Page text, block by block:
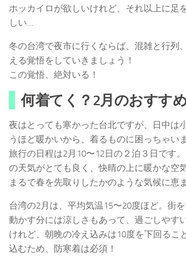
ホッカイロが欲しいけれど、それ以上に足
しい…
冬の台湾で夜市に行くならば、混雑と行列
える覚悟をしていきましょう！
この覚悟、絶対いる！
何着てく？2月のおすす
夜はとっても寒かった台北ですが、日中は
うほど暖かいから、着るものに困っちゃい
旅行の日程は2月10〜12日の２泊３日です
の天気がとても良く、快晴の上に暖かな空
まるで春を先取りしたかのような気候に恵
台湾の2月は、平均気温15〜20度ほど。街
動かす分には涼しさもあって、過ごしやす
けれど、朝晩の冷え込みは10度を下回るこ
込むため、防寒着は必須！